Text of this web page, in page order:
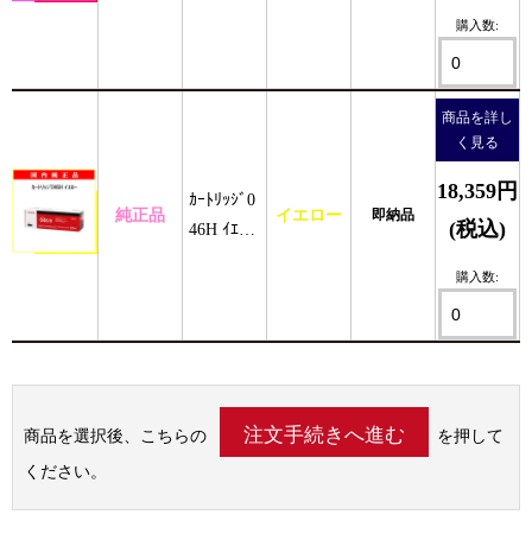
購入数:
純正品
ｶｰﾄﾘｯｼﾞ0
46H ｲｴﾛｰ
イエロー 即納品
商品を詳し
く見る
18,359円
(税込)
購入数:
商品を選択後、こちらの
を押して
ください。